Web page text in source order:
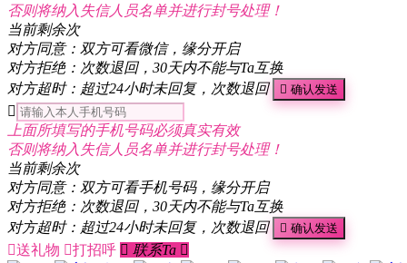
否则将纳入失信人员名单并进行封号处理！
当前剩余次
对方同意：双方可看微信，缘分开启
对方拒绝：次数退回，30天内不能与Ta互换
对方超时：超过24小时未回复，次数退回
 确认发送

上面所填写的手机号码必须真实有效
否则将纳入失信人员名单并进行封号处理！
当前剩余次
对方同意：双方可看手机号码，缘分开启
对方拒绝：次数退回，30天内不能与Ta互换
对方超时：超过24小时未回复，次数退回
 确认发送
送礼物 打招呼  联系Ta 